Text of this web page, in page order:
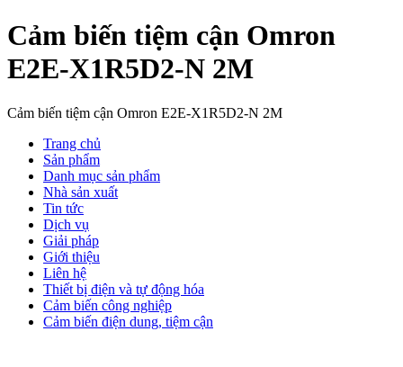
Cảm biến tiệm cận Omron
E2E-X1R5D2-N 2M
Cảm biến tiệm cận Omron E2E-X1R5D2-N 2M
Trang chủ
Sản phẩm
Danh mục sản phẩm
Nhà sản xuất
Tin tức
Dịch vụ
Giải pháp
Giới thiệu
Liên hệ
Thiết bị điện và tự động hóa
Cảm biến công nghiệp
Cảm biến điện dung, tiệm cận